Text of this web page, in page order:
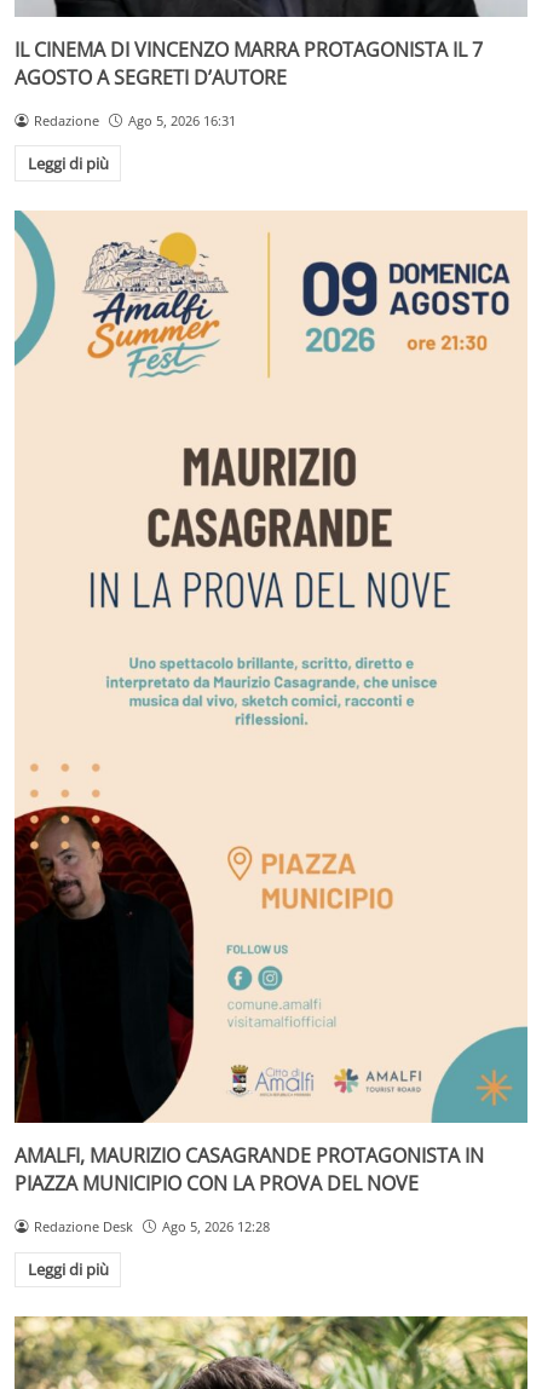
IL CINEMA DI VINCENZO MARRA PROTAGONISTA IL 7
AGOSTO A SEGRETI D’AUTORE
Redazione Ago 5, 2026 16:31
Leggi di più
AMALFI, MAURIZIO CASAGRANDE PROTAGONISTA IN
PIAZZA MUNICIPIO CON LA PROVA DEL NOVE
Redazione Desk Ago 5, 2026 12:28
Leggi di più